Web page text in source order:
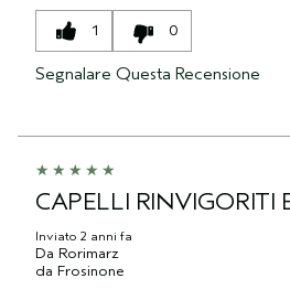
1 0
Segnalare Questa Recensione
CAPELLI RINVIGORITI
Inviato 2 anni fa
Da Rorimarz
da Frosinone